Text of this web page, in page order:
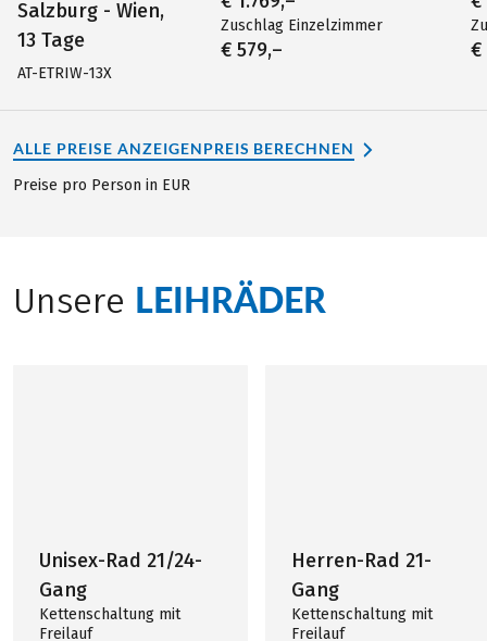
Salzburg - Wien,
13 Tage
AT-ETRIW-13X
Zuschlag Einzelzimmer
€ 579,– €
ALLE PREISE ANZEIGENPREIS BERECHNEN
Preise pro Person in EUR
Unsere LEIHRÄDER
Unisex-Rad 21/24-
Gang
Kettenschaltung mit
Freilauf
Herren-Rad 21-
Gang
Kettenschaltung mit
Freilauf